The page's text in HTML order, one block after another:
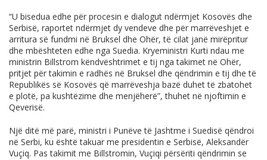
“U bisedua edhe për procesin e dialogut ndërmjet Kosovës dhe
Serbisë, raportet ndërmjet dy vendeve dhe për marrëveshjet e
arritura së fundmi në Bruksel dhe Ohër, të cilat janë mirëpritur
dhe mbështeten edhe nga Suedia. Kryeministri Kurti ndau me
ministrin Billstrom këndvështrimet e tij nga takimet në Ohër,
pritjet për takimin e radhës në Bruksel dhe qëndrimin e tij dhe të
Republikës së Kosovës që marrëveshja bazë duhet të zbatohet
e plotë, pa kushtëzime dhe menjëherë”, thuhet në njoftimin e
Qeverisë.
Një ditë më parë, ministri i Punëve të Jashtme i Suedisë qëndroi
në Serbi, ku është takuar me presidentin e Serbisë, Aleksandër
Vuçiq. Pas takimit me Billstromin, Vuçiqi përsëriti qëndrimin se